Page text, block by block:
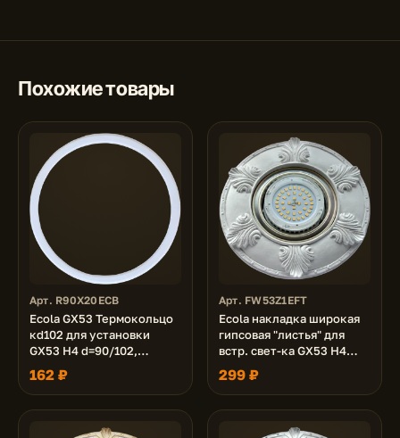
Похожие товары
Арт. R90X20ECB
Ecola GX53 Термокольцо
кd102 для установки
GX53 H4 d=90/102,
упаковка 20 шт
162 ₽
Арт. FW53Z1EFT
Ecola накладка широкая
гипсовая "листья" для
встр. свет-ка GX53 H4
белая 19х195
299 ₽